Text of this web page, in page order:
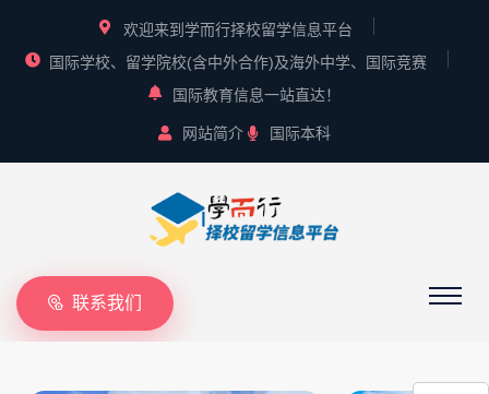
欢迎来到学而行择校留学信息平台
国际学校、留学院校(含中外合作)及海外中学、国际竞赛
国际教育信息一站直达！
网站简介 国际本科
联系我们